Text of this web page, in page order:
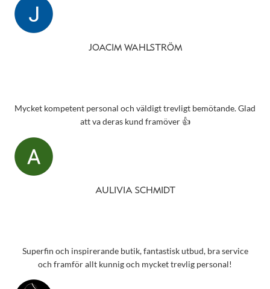
JOACIM WAHLSTRÖM
Mycket kompetent personal och väldigt trevligt bemötande. Glad
att va deras kund framöver 👍
AULIVIA SCHMIDT
Superfin och inspirerande butik, fantastisk utbud, bra service
och framför allt kunnig och mycket trevlig personal!